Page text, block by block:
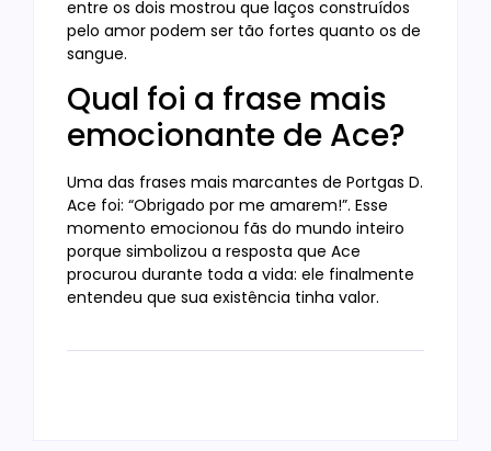
entre os dois mostrou que laços construídos
pelo amor podem ser tão fortes quanto os de
sangue.
Qual foi a frase mais
emocionante de Ace?
Uma das frases mais marcantes de Portgas D.
Ace foi: “Obrigado por me amarem!”. Esse
momento emocionou fãs do mundo inteiro
porque simbolizou a resposta que Ace
procurou durante toda a vida: ele finalmente
entendeu que sua existência tinha valor.